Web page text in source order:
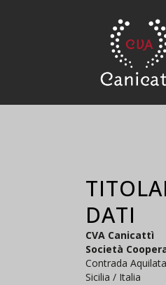
DATI
CVA Canicattì
Società
Contrada
Sicilia / Italia